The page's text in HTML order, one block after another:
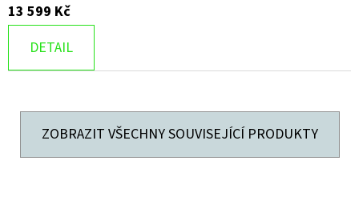
13 599 Kč
DETAIL
ZOBRAZIT VŠECHNY SOUVISEJÍCÍ PRODUKTY